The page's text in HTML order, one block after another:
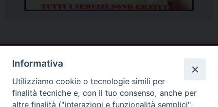
Informativa
Utilizziamo cookie o tecnologie simili per
finalità tecniche e, con il tuo consenso, anche per
altre finalità ("interazioni e funzionalità semplici",